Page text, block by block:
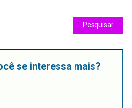
se interessa mais?